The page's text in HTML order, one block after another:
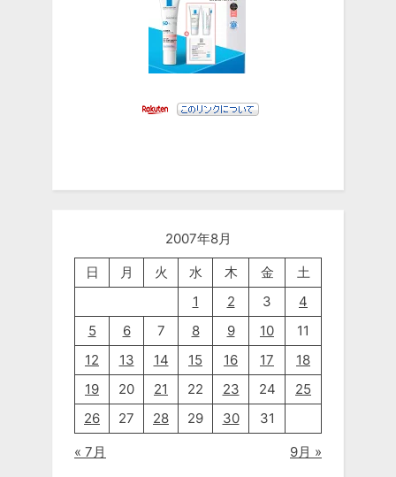
2007年8月
日
月 火 水 木 金
土
1
2 3
4
5
6 7 8 9 10
11
12
13 14 15 16 17
18
19
20 21 22 23 24
25
26
27 28 29 30
31
« 7月
9月 »